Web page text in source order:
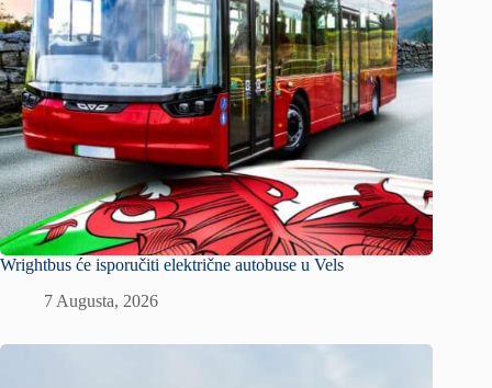
Wrightbus će isporučiti električne autobuse u Vels
7 Augusta, 2026